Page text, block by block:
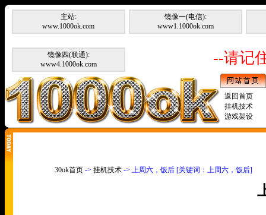
主站:
www.1000ok.com
镜像一(电信):
www1.1000ok.com
镜像四(联通):
www4.1000ok.com
--请记
返回首页
挂机技术
游戏架设
30ok首页 -> 挂机技术 -> 上周六，饭后 [关键词：上周六，饭后]